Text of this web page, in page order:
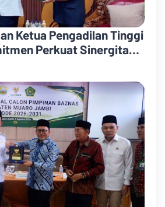
Ketua Pengadilan Tinggi
Perkuat Sinergitas